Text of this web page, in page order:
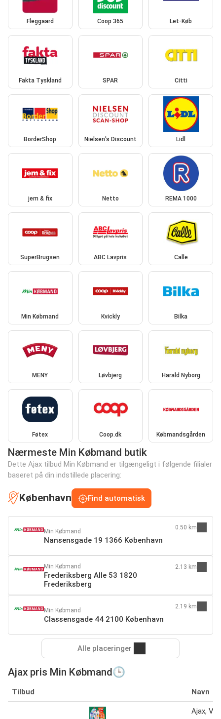
Fleggaard Coop 365 Let-Køb
Fakta Tyskland SPAR Citti
BorderShop Nielsen's Discount Lidl
jem & fix Netto REMA 1000
SuperBrugsen ABC Lavpris Calle
Min Købmand Kvickly Bilka
MENY Løvbjerg Harald Nyborg
Føtex Coop.dk Købmandsgården
Nærmeste Min Købmand butik
Dette Ajax tilbud Min Købmand er tilgængeligt i følgende filialer
baseret på din indstillede placering:
København Find automatisk
Min Købmand
Nansensgade 19 1366 København
0.50 km
Min Købmand
Frederiksberg Alle 53 1820
Frederiksberg
2.13 km
Min Købmand
Classensgade 44 2100 København
2.19 km
Alle placeringer
Ajax pris Min Købmand🕒
Tilbud Navn
Ajax,